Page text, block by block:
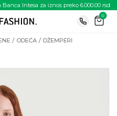
Intesa za iznos preko 6.000.00 rsd
0
ODEĆA
DŽEMPERI